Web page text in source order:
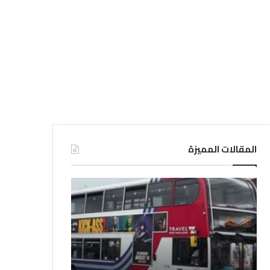
المقالات المميزة
د
ل
ي
ل
ش
ر